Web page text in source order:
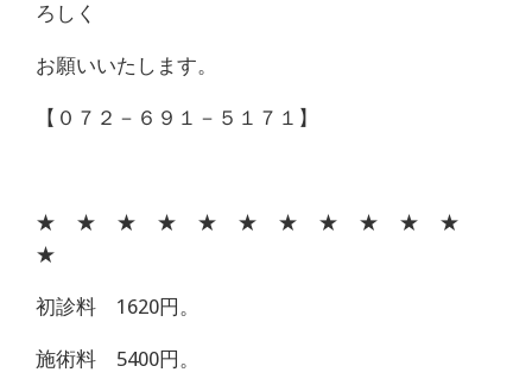
ろしく
お願いいたします。
【０７２－６９１－５１７１】
★ ★ ★ ★ ★ ★ ★ ★ ★ ★ ★
★
初診料 1620円。
施術料 5400円。